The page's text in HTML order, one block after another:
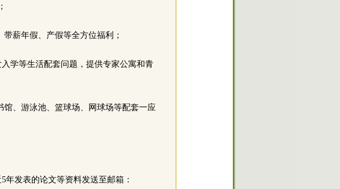
薪年假、产假等全方位福利；
学等生活配套问题，提供专家公寓和青
、游泳池、篮球场、网球场等配套一应
发表的论文等资料发送至邮箱：